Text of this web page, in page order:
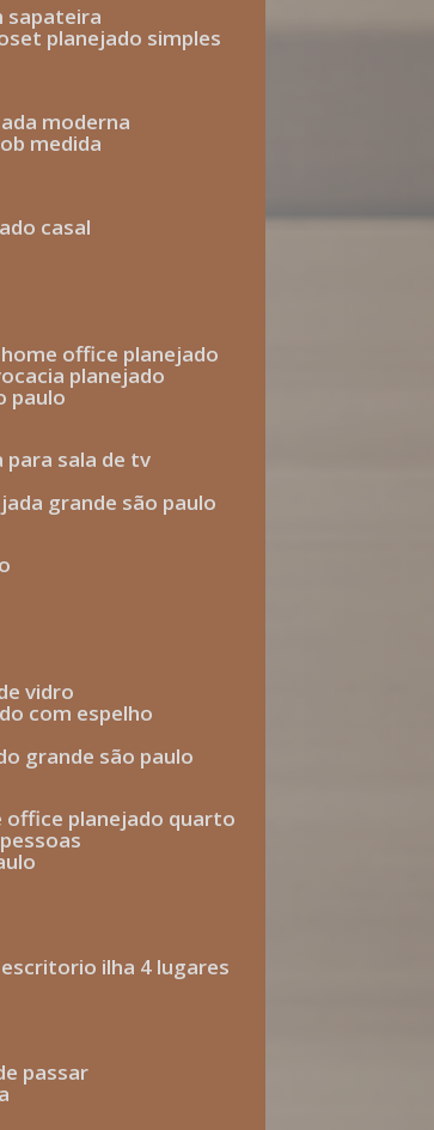
sapateira
planejado simples
moderna
medida
casal
home office planejado
planejado
paulo
para sala de tv
grande são paulo
vidro
com espelho
grande são paulo
office planejado quarto
escritorio ilha 4 lugares
passar